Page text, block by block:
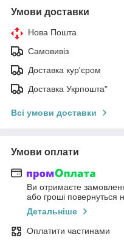
Умови доставки
Нова Пошта
Самовивіз
Доставка кур'єром
Доставка Укрпошта"
Всі умови доставки
Умови оплати
Ви отримаєте
або гроші повернуться
Детальніше
Оплатити частинами